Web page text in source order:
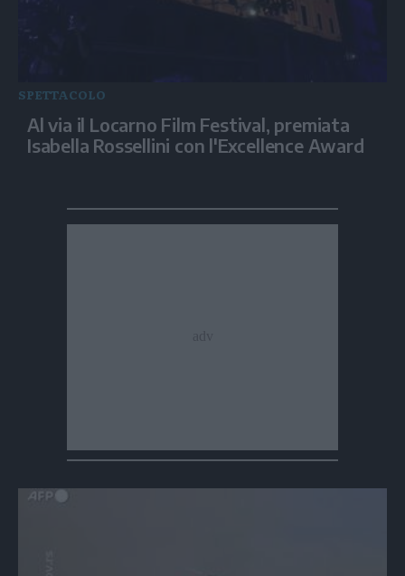
SPETTACOLO
Al via il Locarno Film Festival, premiata
Isabella Rossellini con l'Excellence Award